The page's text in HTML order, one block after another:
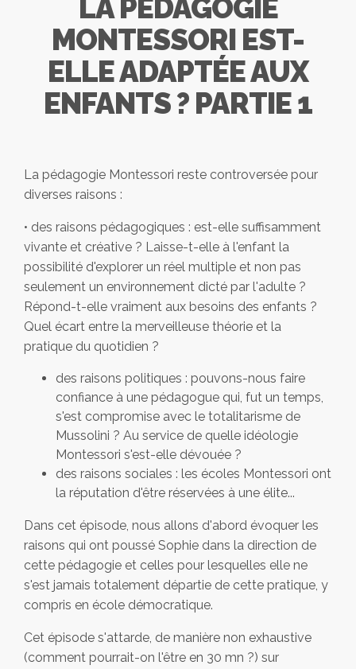
LA PÉDAGOGIE
MONTESSORI EST-
ELLE ADAPTÉE AUX
ENFANTS ? PARTIE 1
La pédagogie Montessori reste controversée pour
diverses raisons :
• des raisons pédagogiques : est-elle suffisamment
vivante et créative ? Laisse-t-elle à l'enfant la
possibilité d'explorer un réel multiple et non pas
seulement un environnement dicté par l'adulte ?
Répond-t-elle vraiment aux besoins des enfants ?
Quel écart entre la merveilleuse théorie et la
pratique du quotidien ?
des raisons politiques : pouvons-nous faire
confiance à une pédagogue qui, fut un temps,
s'est compromise avec le totalitarisme de
Mussolini ? Au service de quelle idéologie
Montessori s'est-elle dévouée ?
des raisons sociales : les écoles Montessori ont
la réputation d'être réservées à une élite...
Dans cet épisode, nous allons d'abord évoquer les
raisons qui ont poussé Sophie dans la direction de
cette pédagogie et celles pour lesquelles elle ne
s'est jamais totalement départie de cette pratique, y
compris en école démocratique.
Cet épisode s'attarde, de manière non exhaustive
(comment pourrait-on l'être en 30 mn ?) sur